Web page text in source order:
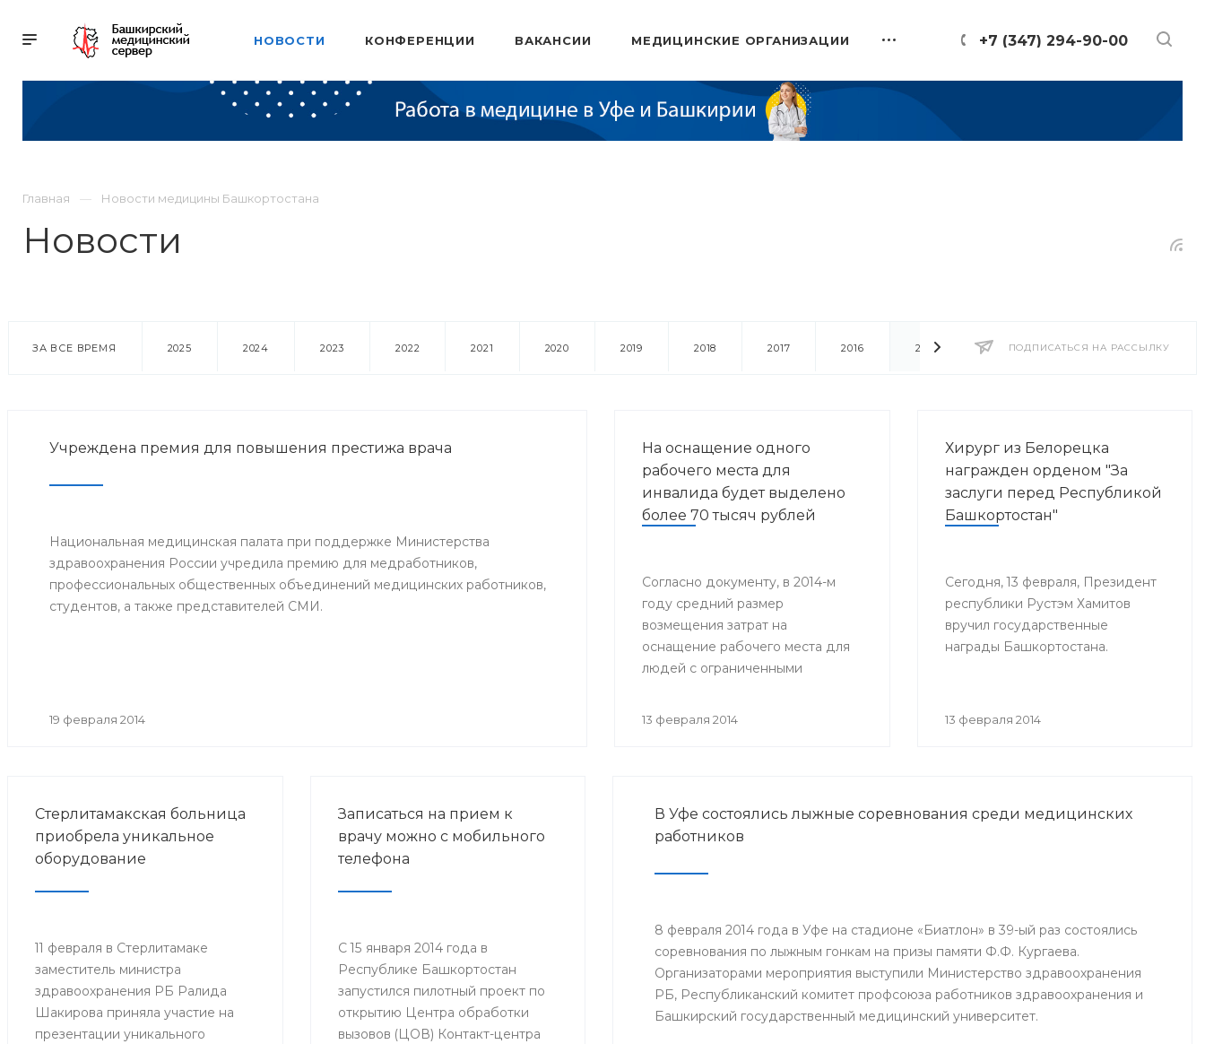
+7 (347) 294-90-00
НОВОСТИ КОНФЕРЕНЦИИ ВАКАНСИИ МЕДИЦИНСКИЕ ОРГАНИЗАЦИИ
Главная Новости медицины Башкортостана
Новости
ПОДПИСАТЬСЯ НА РАССЫЛКУ
ЗА ВСЕ ВРЕМЯ 2025 2024 2023 2022 2021 2020 2019 2018 2017 2016 2014 2013 2012 2011
Учреждена премия для повышения престижа врача
Национальная медицинская палата при поддержке Министерства
здравоохранения России учредила премию для медработников,
профессиональных общественных объединений медицинских работников,
студентов, а также представителей СМИ.
19 февраля 2014
На оснащение одного
рабочего места для
инвалида будет выделено
более 70 тысяч рублей
Согласно документу, в 2014-м
году средний размер
возмещения затрат на
оснащение рабочего места для
людей с ограниченными
составит 70,9 тысяч рублей, а в
субсидий на реализацию
дополнительных мероприятий в
13 февраля 2014
Хирург из Белорецка
награжден орденом "За
заслуги перед Республикой
Башкортостан"
Сегодня, 13 февраля, Президент
республики Рустэм Хамитов
вручил государственные
награды Башкортостана.
13 февраля 2014
Стерлитамакская больница
приобрела уникальное
оборудование
11 февраля в Стерлитамаке
заместитель министра
здравоохранения РБ Ралида
Шакирова приняла участие на
презентации уникального
Записаться на прием к
врачу можно с мобильного
телефона
С 15 января 2014 года в
Республике Башкортостан
запустился пилотный проект по
открытию Центра обработки
вызовов (ЦОВ) Контакт-центра
В Уфе состоялись лыжные соревнования среди медицинских
работников
8 февраля 2014 года в Уфе на стадионе «Биатлон» в 39-ый раз состоялись
соревнования по лыжным гонкам на призы памяти Ф.Ф. Кургаева.
Организаторами мероприятия выступили Министерство здравоохранения
РБ, Республиканский комитет профсоюза работников здравоохранения и
Башкирский государственный медицинский университет.